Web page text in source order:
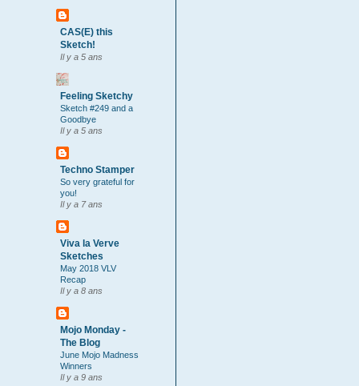
CAS(E) this
Sketch!
Il y a 5 ans
Feeling Sketchy
Sketch #249 and a
Goodbye
Il y a 5 ans
Techno Stamper
So very grateful for
you!
Il y a 7 ans
Viva la Verve
Sketches
May 2018 VLV
Recap
Il y a 8 ans
Mojo Monday -
The Blog
June Mojo Madness
Winners
Il y a 9 ans